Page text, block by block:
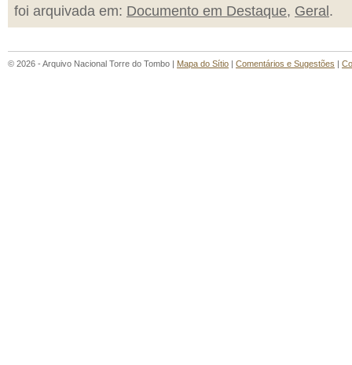
foi arquivada em: Documento em Destaque, Geral .
© 2026 - Arquivo Nacional Torre do Tombo | Mapa do Sítio | Comentários e Sugestões |